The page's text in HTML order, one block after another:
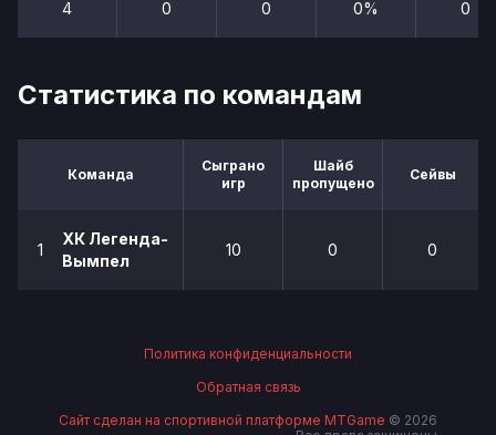
4 0 0 0% 0
Статистика по командам
Команда
Сыграно
игр
Шайб
пропущено
Сейвы
1
ХК Легенда-
Вымпел
10 0 0
Политика конфиденциальности
Обратная связь
Сайт сделан на спортивной платформе MTGame © 2026